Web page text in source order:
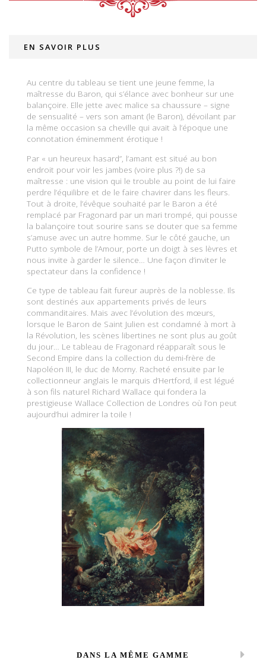
EN SAVOIR PLUS
Au centre du tableau se tient une jeune femme, la
maîtresse du Baron, qui s’élance avec bonheur sur une
balançoire. Elle jette avec malice sa chaussure – signe
de sensualité – vers son amant (le Baron), dévoilant par
la même occasion sa cheville qui avait à l’époque une
connotation éminemment érotique !
Par « un heureux hasard”, l’amant est situé au bon
endroit pour voir les jambes (voire plus ?!) de sa
maîtresse : une vision qui le trouble au point de lui faire
perdre l’équilibre et de le faire chavirer dans les fleurs.
Tout à droite, l’évêque souhaité par le Baron a été
remplacé par Fragonard par un mari trompé, qui pousse
la balançoire tout sourire sans se douter que sa femme
s’amuse avec un autre homme. Sur le côté gauche, un
Putto symbole de l’Amour, porte un doigt à ses lèvres et
nous invite à garder le silence… Une façon d’inviter le
spectateur dans la confidence !
Ce type de tableau fait fureur auprès de la noblesse. Ils
sont destinés aux appartements privés de leurs
commanditaires. Mais avec l’évolution des mœurs,
lorsque le Baron de Saint Julien est condamné à mort à
la Révolution, les scènes libertines ne sont plus au goût
du jour… Le tableau de Fragonard réapparaît sous le
Second Empire dans la collection du demi-frère de
Napoléon III, le duc de Morny. Racheté ensuite par le
collectionneur anglais le marquis d’Hertford, il est légué
à son fils naturel Richard Wallace qui fondera la
prestigieuse Wallace Collection de Londres où l’on peut
aujourd’hui admirer la toile !
DANS LA MÊME GAMME